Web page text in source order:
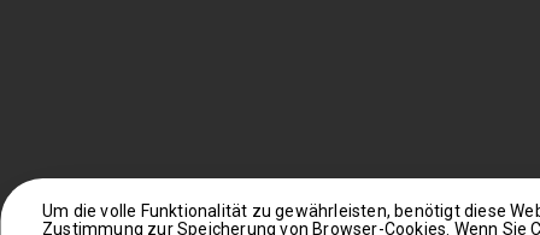
Um die volle Funktionalität zu gewährleisten, benötigt diese
Zustimmung zur Speicherung von Browser-Cookies. Wenn Sie